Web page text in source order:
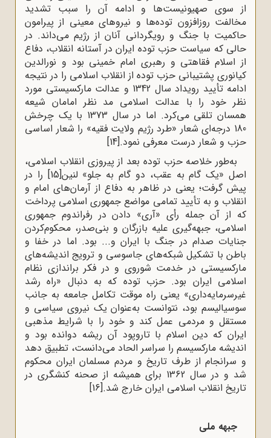
از سوی صهیونیست‌ها و ادامه آن را سبب تشدید
مخالفت روزافزون توده‌ها و نیروهای معینی از پیرامون
حاکمیت با جنگ و رویگردانی آنان از رژیم می‌داند. در
حالی ‌که سیاست حزب توده ایران در آستانه انقلاب، دفاع
از اسلام فقاهتی و رهبری امام خمینی بود و نورالدین
کیانوری پشتیبانی حزب توده از انقلاب اسلامی را در نتیجه
ادامه تأیید رویداد سال 1342 و عدالت مارکسیستی مورد
نظر خود را با عدالت اسلامی مد نظر امامان شیعه
همسان تلقی می‌کرد. اما در سال 1373 با یک چرخش
180 درجه‌ای شعار «طرد رژیم ولایت فقیه» را شعار اساسی
حزب و شعار درست معرفی نمود.[14]
به‌طور خلاصه حزب توده بعد از پیروزی انقلاب اسلامی،
اصل «یک گام به عقب، دو گام به جلو» لنین[15]
را در
پیش گرفت؛ یعنی در ظاهر به دفاع از آرمان‌های امام و
انقلاب و به تأیید تمامی مواضع جمهوری اسلامی پرداخت
که از آن جمله رأی «آری» دادن در رفراندوم جمهوری
اسلامی، جبهه‌گیری علیه بازرگان و بنی‌صدر، محکوم‌کردن
جنایات صدام در جنگ با ایران و... بود. اما در خفا و
باطن با تشکیل شبکه‌های جاسوسی و ترویج اندیشه‌های
مارکسیستی در خدمت شوروی و در فکر براندازی نظام
اسلامی ایران بود. حزب توده که به دنبال «راه رشد
غیرسرمایه‌داری» یعنی راه موقت تکامل جامعه به جانب
سوسیالیسم بود، نتوانست به‌عنوان یک نیروی سیاسی و
مستقل و مردمی عمل کند و خود را با شرایط مذهبی
ایران که دین اسلام با تاروپود آن ریشه دوانده بود و
اندیشه مارکسیسم را سراسر الحاد می‌دانست، تطبیق دهد
و سرانجام از طرف تاریخ و مردم مسلمان ایران محکوم
شد و در سال 1362 برای همیشه از صحنه کنشگری در
تاریخ انقلاب اسلامی ایران خارج شد.[16]
جبهه ملی